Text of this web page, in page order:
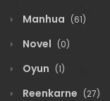
Manhua (61)
Novel (0)
Oyun (1)
Reenkarne (27)